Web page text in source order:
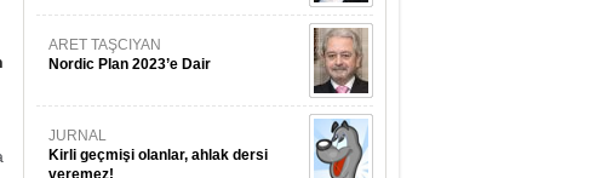
danışıyorsunuz?
ARET TAŞCIYAN
Nordic Plan 2023’e Dair
JURNAL
Kirli geçmişi olanlar, ahlak dersi
veremez!